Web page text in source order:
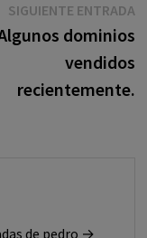
SIGUIENTE ENTRADA
dominios
vendidos
recientemente.
de pedro →